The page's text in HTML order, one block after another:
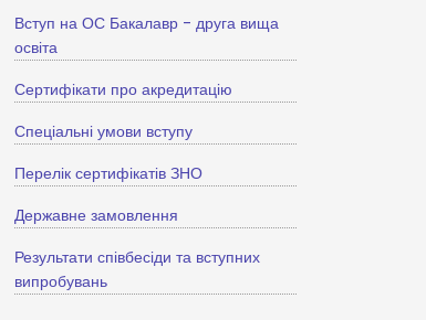
Вступ на ОС Бакалавр - друга вища
освіта
Сертифікати про акредитацію
Спеціальні умови вступу
Перелік сертифікатів ЗНО
Державне замовлення
Результати співбесіди та вступних
випробувань